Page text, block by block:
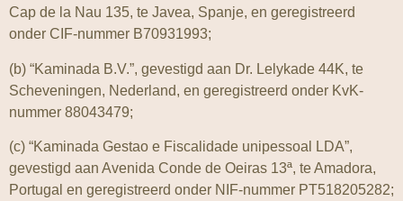
Cap de la Nau 135, te Javea, Spanje, en geregistreerd
onder CIF-nummer B70931993;
(b) “Kaminada B.V.”, gevestigd aan Dr. Lelykade 44K, te
Scheveningen, Nederland, en geregistreerd onder KvK-
nummer 88043479;
(c) “Kaminada Gestao e Fiscalidade unipessoal LDA”,
gevestigd aan Avenida Conde de Oeiras 13ª, te Amadora,
Portugal en geregistreerd onder NIF-nummer PT518205282;